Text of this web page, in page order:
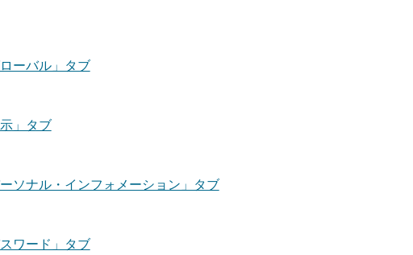
ーバル」タブ
」タブ
ソナル・インフォメーション」タブ
ワード」タブ